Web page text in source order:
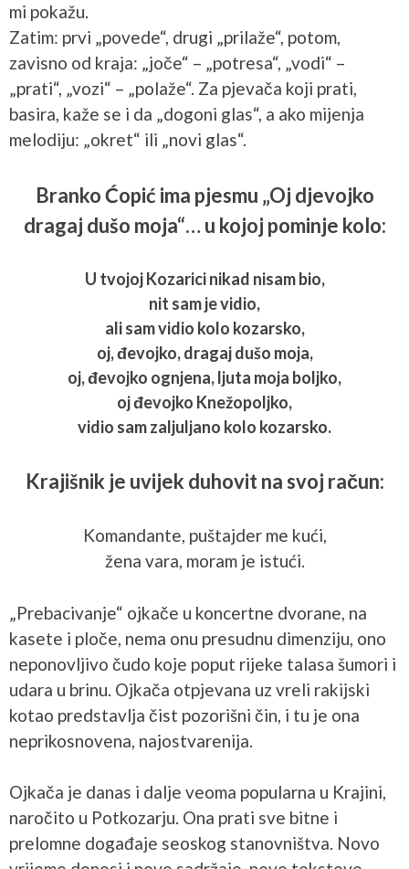
mi pokažu.
Zatim: prvi „povede“, drugi „prilaže“, potom,
zavisno od kraja: „joče“ – „potresa“, „vodi“ –
„prati“, „vozi“ – „polaže“. Za pjevača koji prati,
basira, kaže se i da „dogoni glas“, a ako mijenja
melodiju: „okret“ ili „novi glas“.
Branko Ćopić ima pjesmu „Oj djevojko
dragaj dušo moja“… u kojoj pominje kolo:
U tvojoj Kozarici nikad nisam bio,
nit sam je vidio,
ali sam vidio kolo kozarsko,
oj, đevojko, dragaj dušo moja,
oj, đevojko ognjena, ljuta moja boljko,
oj đevojko Knežopoljko,
vidio sam zaljuljano kolo kozarsko.
Krajišnik je uvijek duhovit na svoj račun:
Komandante, puštajder me kući,
žena vara, moram je istući.
„Prebacivanje“ ojkače u koncertne dvorane, na
kasete i ploče, nema onu presudnu dimenziju, ono
neponovljivo čudo koje poput rijeke talasa šumori i
udara u brinu. Ojkača otpjevana uz vreli rakijski
kotao predstavlja čist pozorišni čin, i tu je ona
neprikosnovena, najostvarenija.
Ojkača je danas i dalje veoma popularna u Krajini,
naročito u Potkozarju. Ona prati sve bitne i
prelomne događaje seoskog stanovništva. Novo